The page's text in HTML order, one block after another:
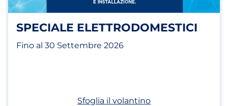
SPECIALE ELETTRODOMESTICI
Fino al 30 Settembre 2026
Sfoglia il volantino(apri in un nuovo